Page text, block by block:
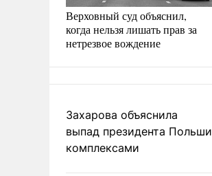
Верховный суд объяснил,
когда нельзя лишать прав за
нетрезвое вождение
Захарова объяснила
выпад президента Польши
комплексами